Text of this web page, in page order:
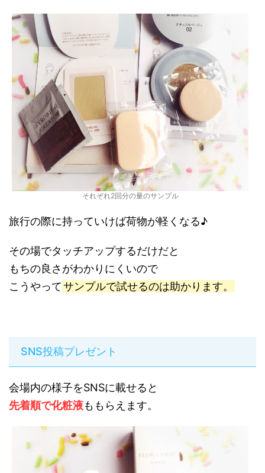
それぞれ2回分の量のサンプル
旅行の際に持っていけば荷物が軽くなる♪
その場でタッチアップするだけだと
もちの良さがわかりにくいので
こうやってサンプルで試せるのは助かります。
SNS投稿プレゼント
会場内の様子をSNSに載せると
先着順で化粧液ももらえます。